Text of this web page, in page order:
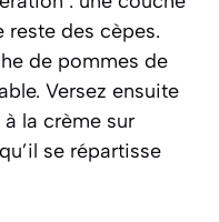
reste des cèpes.
de pommes de
Versez ensuite
la crème sur
se répartisse